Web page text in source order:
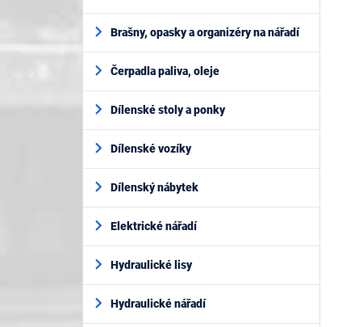
Brašny, opasky a organizéry na nářadí
Čerpadla paliva, oleje
Dílenské stoly a ponky
Dílenské vozíky
Dílenský nábytek
Elektrické nářadí
Hydraulické lisy
Hydraulické nářadí